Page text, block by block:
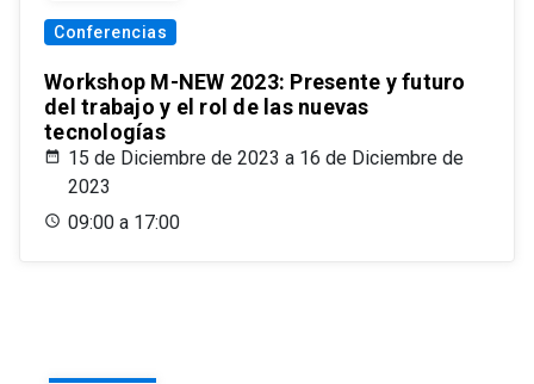
Conferencias
Workshop M-NEW 2023: Presente y futuro
del trabajo y el rol de las nuevas
tecnologías
15 de Diciembre de 2023 a 16 de Diciembre de
2023
09:00 a 17:00